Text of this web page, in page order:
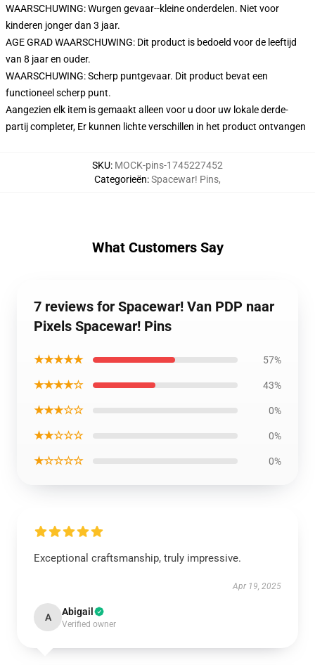
WAARSCHUWING: Wurgen gevaar--kleine onderdelen. Niet voor
kinderen jonger dan 3 jaar.
AGE GRAD WAARSCHUWING: Dit product is bedoeld voor de leeftijd
van 8 jaar en ouder.
WAARSCHUWING: Scherp puntgevaar. Dit product bevat een
functioneel scherp punt.
Aangezien elk item is gemaakt alleen voor u door uw lokale derde-
partij completer, Er kunnen lichte verschillen in het product ontvangen
SKU: MOCK-pins-1745227452
Categorieën:Spacewar! Pins,
What Customers Say
7 reviews for Spacewar! Van PDP naar
Pixels Spacewar! Pins
★★★★★ 57%
★★★★☆ 43%
★★★☆☆ 0%
★★☆☆☆ 0%
★☆☆☆☆ 0%
Exceptional craftsmanship, truly impressive.
Apr 19, 2025
A Abigail
Verified owner